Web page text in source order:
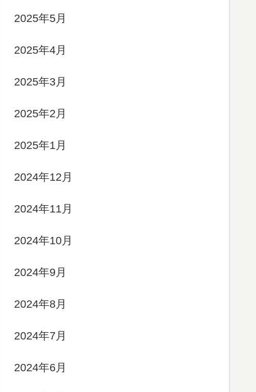
2025年5月
2025年4月
2025年3月
2025年2月
2025年1月
2024年12月
2024年11月
2024年10月
2024年9月
2024年8月
2024年7月
2024年6月